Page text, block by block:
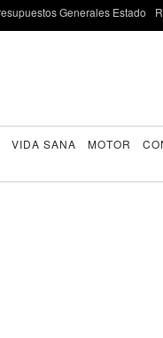
Generales Estado
VIDA SANA MOTOR